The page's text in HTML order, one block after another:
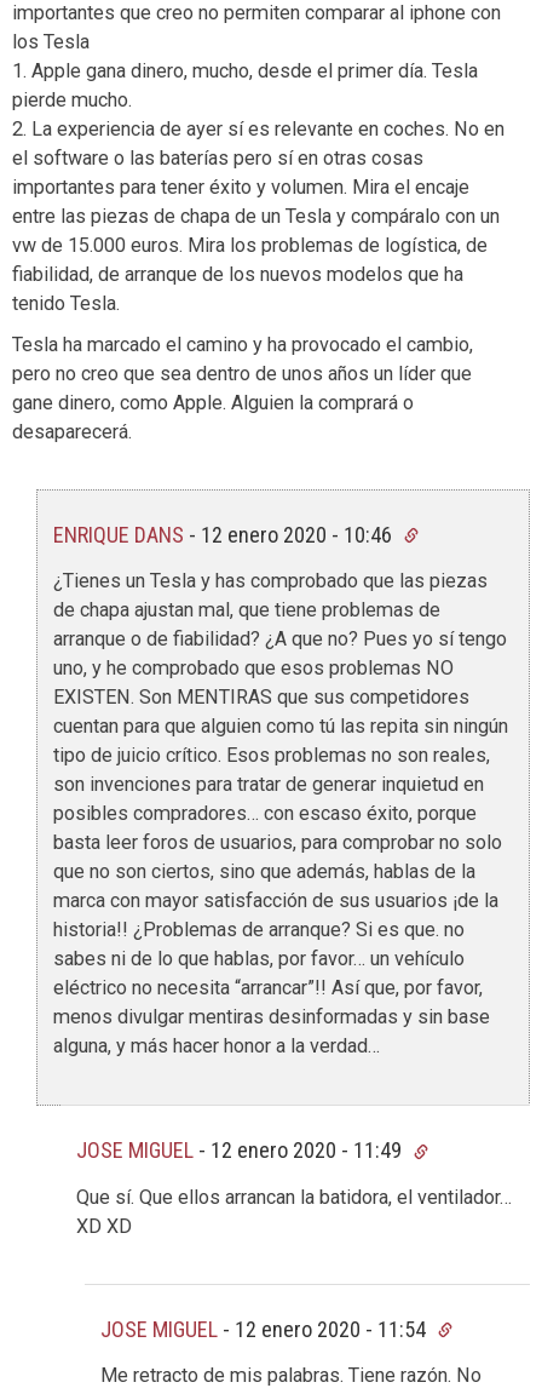
importantes que creo no permiten comparar al iphone con
los Tesla
1. Apple gana dinero, mucho, desde el primer día. Tesla
pierde mucho.
2. La experiencia de ayer sí es relevante en coches. No en
el software o las baterías pero sí en otras cosas
importantes para tener éxito y volumen. Mira el encaje
entre las piezas de chapa de un Tesla y compáralo con un
vw de 15.000 euros. Mira los problemas de logística, de
fiabilidad, de arranque de los nuevos modelos que ha
tenido Tesla.
Tesla ha marcado el camino y ha provocado el cambio,
pero no creo que sea dentro de unos años un líder que
gane dinero, como Apple. Alguien la comprará o
desaparecerá.
ENRIQUE DANS - 12 enero 2020 - 10:46
¿Tienes un Tesla y has comprobado que las piezas
de chapa ajustan mal, que tiene problemas de
arranque o de fiabilidad? ¿A que no? Pues yo sí tengo
uno, y he comprobado que esos problemas NO
EXISTEN. Son MENTIRAS que sus competidores
cuentan para que alguien como tú las repita sin ningún
tipo de juicio crítico. Esos problemas no son reales,
son invenciones para tratar de generar inquietud en
posibles compradores… con escaso éxito, porque
basta leer foros de usuarios, para comprobar no solo
que no son ciertos, sino que además, hablas de la
marca con mayor satisfacción de sus usuarios ¡de la
historia!! ¿Problemas de arranque? Si es que. no
sabes ni de lo que hablas, por favor… un vehículo
eléctrico no necesita “arrancar”!! Así que, por favor,
menos divulgar mentiras desinformadas y sin base
alguna, y más hacer honor a la verdad…
JOSE MIGUEL - 12 enero 2020 - 11:49
Que sí. Que ellos arrancan la batidora, el ventilador…
XD XD
JOSE MIGUEL - 12 enero 2020 - 11:54
Me retracto de mis palabras. Tiene razón. No